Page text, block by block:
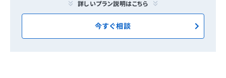
詳しいプラン説明はこちら
今すぐ相談